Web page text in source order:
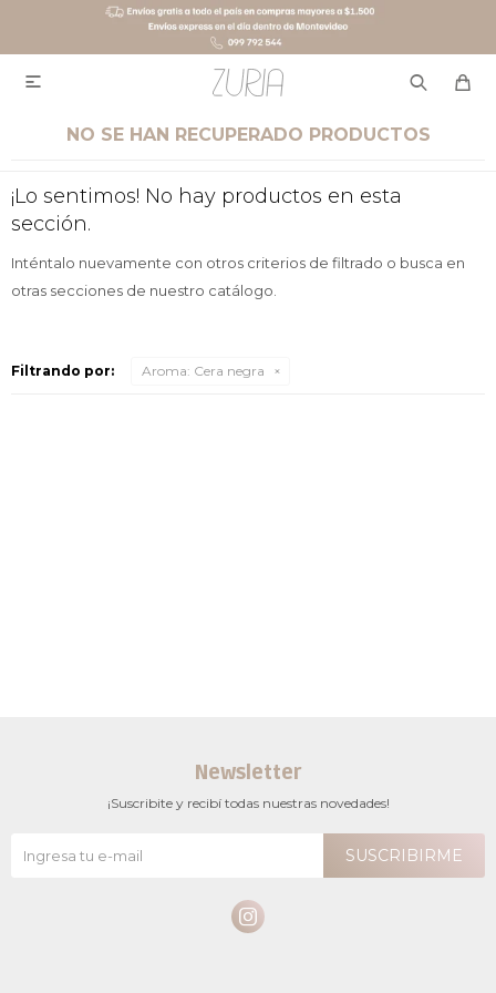

NO SE HAN RECUPERADO PRODUCTOS
¡Lo sentimos! No hay productos en esta
sección.
Inténtalo nuevamente con otros criterios de filtrado o busca en
otras secciones de nuestro catálogo.
Filtrando por: Aroma: Cera negra
Newsletter
¡Suscribite y recibí todas nuestras novedades!
SUSCRIBIRME
